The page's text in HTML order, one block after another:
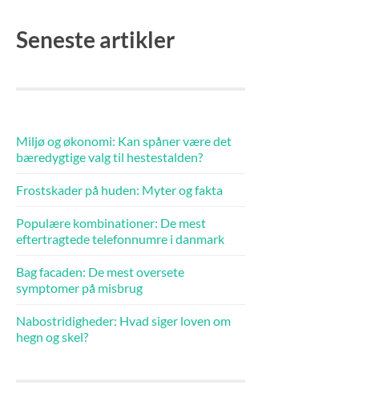
Seneste artikler
Miljø og økonomi: Kan spåner være det
bæredygtige valg til hestestalden?
Frostskader på huden: Myter og fakta
Populære kombinationer: De mest
eftertragtede telefonnumre i danmark
Bag facaden: De mest oversete
symptomer på misbrug
Nabostridigheder: Hvad siger loven om
hegn og skel?